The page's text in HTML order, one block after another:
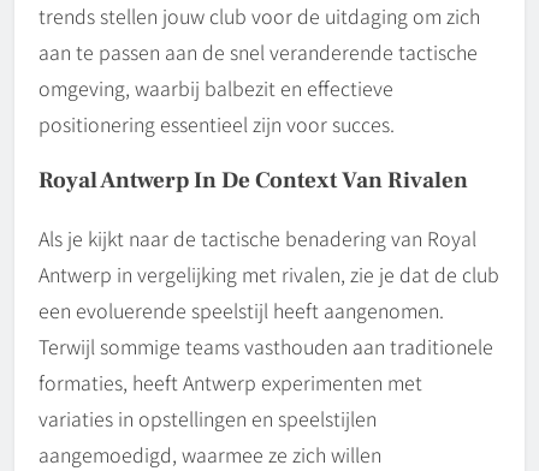
trends stellen jouw club voor de uitdaging om zich
aan te passen aan de snel veranderende tactische
omgeving, waarbij balbezit en effectieve
positionering essentieel zijn voor succes.
Royal Antwerp In De Context Van Rivalen
Als je kijkt naar de tactische benadering van Royal
Antwerp in vergelijking met rivalen, zie je dat de club
een evoluerende speelstijl heeft aangenomen.
Terwijl sommige teams vasthouden aan traditionele
formaties, heeft Antwerp experimenten met
variaties in opstellingen en speelstijlen
aangemoedigd, waarmee ze zich willen